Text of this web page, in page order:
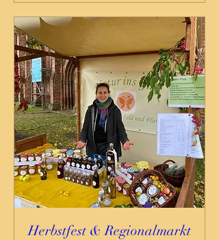
Herbstfest & Regionalmarkt